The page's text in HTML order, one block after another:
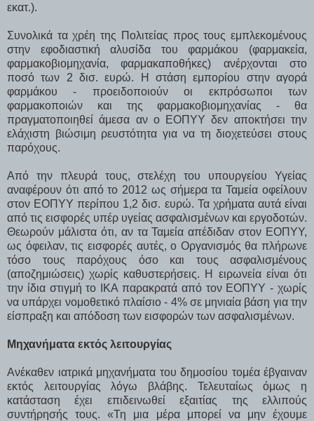
εκατ.).
Συνολικά τα χρέη της Πολιτείας προς τους εμπλεκομένους
στην εφοδιαστική αλυσίδα του φαρμάκου (φαρμακεία,
φαρμακοβιομηχανία, φαρμακαποθήκες) ανέρχονται στο
ποσό των 2 δισ. ευρώ. Η στάση εμπορίου στην αγορά
φαρμάκου - προειδοποιούν οι εκπρόσωποι των
φαρμακοποιών και της φαρμακοβιομηχανίας - θα
πραγματοποιηθεί άμεσα αν ο ΕΟΠΥΥ δεν αποκτήσει την
ελάχιστη βιώσιμη ρευστότητα για να τη διοχετεύσει στους
παρόχους.
Από την πλευρά τους, στελέχη του υπουργείου Υγείας
αναφέρουν ότι από το 2012 ως σήμερα τα Ταμεία οφείλουν
στον ΕΟΠΥΥ περίπου 1,2 δισ. ευρώ. Τα χρήματα αυτά είναι
από τις εισφορές υπέρ υγείας ασφαλισμένων και εργοδοτών.
Θεωρούν μάλιστα ότι, αν τα Ταμεία απέδιδαν στον ΕΟΠΥΥ,
ως όφειλαν, τις εισφορές αυτές, ο Οργανισμός θα πλήρωνε
τόσο τους παρόχους όσο και τους ασφαλισμένους
(αποζημιώσεις) χωρίς καθυστερήσεις. Η ειρωνεία είναι ότι
την ίδια στιγμή το ΙΚΑ παρακρατά από τον ΕΟΠΥΥ - χωρίς
να υπάρχει νομοθετικό πλαίσιο - 4% σε μηνιαία βάση για την
είσπραξη και απόδοση των εισφορών των ασφαλισμένων.
Μηχανήματα εκτός λειτουργίας
Ανέκαθεν ιατρικά μηχανήματα του δημοσίου τομέα έβγαιναν
εκτός λειτουργίας λόγω βλάβης. Τελευταίως όμως η
κατάσταση έχει επιδεινωθεί εξαιτίας της ελλιπούς
συντήρησής τους. «Τη μια μέρα μπορεί να μην έχουμε